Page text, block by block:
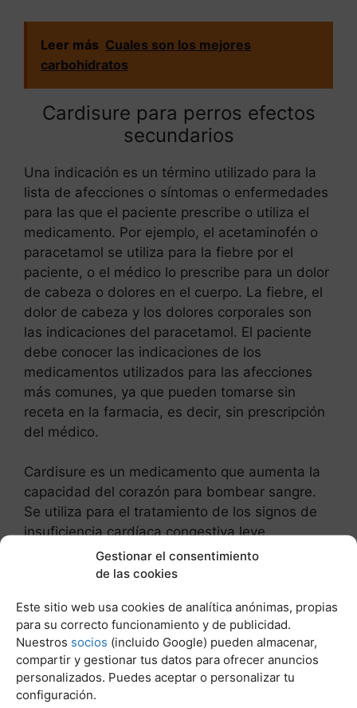
Gestionar el consentimiento
de las cookies
Este sitio web usa cookies de analítica anónimas, propias
para su correcto funcionamiento y de publicidad.
Nuestros socios (incluido Google) pueden almacenar,
compartir y gestionar tus datos para ofrecer anuncios
personalizados. Puedes aceptar o personalizar tu
configuración.
Leer más Cuales son los mejores
carbohidratos
Cardisure para perros efectos
secundarios
Una indicación es un término utilizado para la
lista de afecciones o síntomas o enfermedades
para las que el paciente prescribe o utiliza el
medicamento. Por ejemplo, el acetaminofén o
paracetamol se utiliza para la fiebre por el
paciente, o el médico lo prescribe para un dolor
de cabeza o dolores en el cuerpo. La fiebre, el
dolor de cabeza y los dolores corporales son
las indicaciones del paracetamol. El paciente
debe conocer las indicaciones de los
medicamentos utilizados para las afecciones
más comunes, ya que pueden tomarse sin
receta en la farmacia, es decir, sin prescripción
del médico.
Cardisure es un medicamento que aumenta la
capacidad del corazón para bombear sangre.
Se utiliza para el tratamiento de los signos de
insuficiencia cardíaca congestiva leve,
moderada o grave (clase II, III o IV de la NYHA
modificada) en perros debido a la insuficiencia
dilatada (DCM).
Los efectos secundarios potenciales incluyen
falta de apetito, letargo, diarrea, respiración
dificultosa, debilidad, incoordinación,